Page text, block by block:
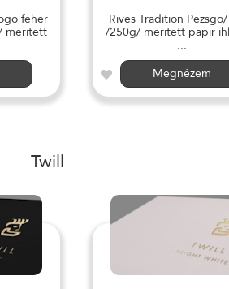
fehér
merített
Rives Tradition
/250g/ merített papír
...
Megnézem
Twill